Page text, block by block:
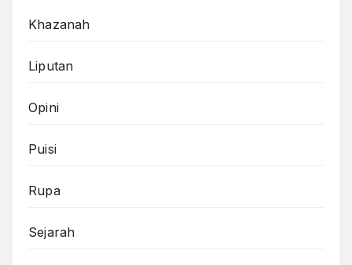
Khazanah
Liputan
Opini
Puisi
Rupa
Sejarah